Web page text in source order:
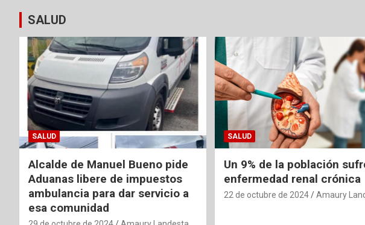
entradas
SALUD
SALUD
Alcalde de Manuel Bueno pide
Aduanas libere de impuestos
ambulancia para dar servicio a
esa comunidad
SALUD
Un 9% de la población
enfermedad renal crónica
22 de octubre de 2024 Amaury